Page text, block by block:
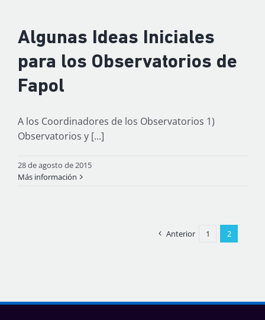
Algunas Ideas Iniciales
para los Observatorios de
Fapol
A los Coordinadores de los Observatorios 1)
Observatorios y [...]
28 de agosto de 2015
Más información
Anterior 1 2